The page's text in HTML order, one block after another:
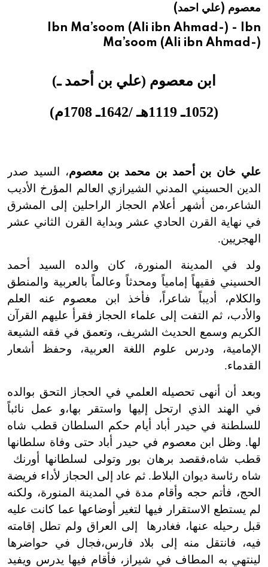
هيئة الموسوعة العربية تطلق موسوعات جديدة في عام 2026
معصوم (علي احمد)
Ibn Ma’soom (Ali ibn Ahmad-) - Ibn
Ma’soom (Ali ibn Ahmad-)
ابن معصوم (علي بن أحمد ـ)
(1052ـ 1119هـ /1642ـ 1708م)
علي خان بن أحمد بن محمد بن معصوم، السيد صدر
الدين الحسيني المدني الشيرازي العالم المؤرخ الأديب
الشاعر،من أشهر أعلام الحجاز الراحلين إلى المشرق
في نهاية القرن الحادي عشر وبداية القرن الثاني عشر
الهجريين.
ولد في المدينة المنورة، كان والده السيد أحمد
الحسيني فقيهاً إمامياً ومحدثاً وعالماً بالعربية والمنطق
والكلام، أديباً شاعراً، فأخذ ابن معصوم عنه العلم
والأدب، ثم التفت إلى علماء الحجاز فقرأ عليهم القرآن
الكريم وسمع الحديث الشريف، وتعمق في فقه الشيعة
الإمامية، ودرس علوم اللغة العربية، وحفظ أشعار
القدماء.
وبعد أن أنهى تحصيله العلمي في الحجاز التحق بوالده
في الهند الذي ارتحل إليها واستقر بها،و عمل نائباً
للسلطنة في حيدر أباد أيام حكم السلطان قطب شاه
لها. وظل ابن معصوم في حيدر أباد حتى وفاة سلطانها
قطب شاه،فقصد برهان بور وتولى لسلطانها أورنك
شاه رئاسة ديوان البلاط. ثم عاد إلى الحجاز لأداء فريضة
الحج، فأتم حجه وأقام مدة في المدينة المنورة، ولكنه
لم يستطع الاستقرار فيها لتغير أوضاعها عما كانت عليه
قبل رحيله عنها، فغادرها إلى العراق ولم تطل إقامته
فيه، فانتقل منه إلى بلاد فارس،فجال في حواضرها
لينتهي به المطاف في شيراز، فأقام فيها يدرس ويفيد